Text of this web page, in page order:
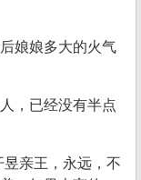
娘娘多大的火气
，已经没有半点
昱亲王，永远，不